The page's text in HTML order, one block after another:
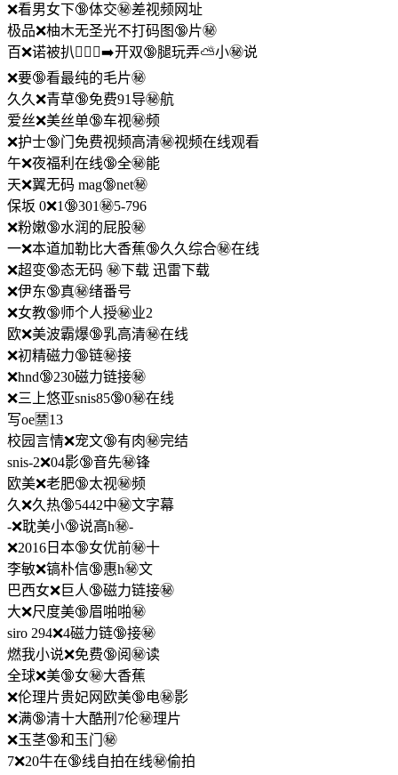
❌看男女下🔞体交㊙️差视频网址
极品❌柚木无圣光不打码图🔞片㊙️
百❌诺被扒🧎🏼‍♀️‍➡开双🔞腿玩弄⛅小㊙️说
❌要🔞看最纯的毛片㊙️
久久❌青草🔞免费91导㊙️航
爱丝❌美丝单🔞车视㊙️频
❌护士🔞门免费视频高清㊙️视频在线观看
午❌夜福利在线🔞全㊙️能
天❌翼无码 mag🔞net㊙️
保坂 0❌1🔞301㊙️5-796
❌粉嫩🔞水润的屁股㊙️
一❌本道加勒比大香蕉🔞久久综合㊙️在线
❌超变🔞态无码 ㊙️下载 迅雷下载
❌伊东🔞真㊙️绪番号
❌女教🔞师个人授㊙️业2
欧❌美波霸爆🔞乳高清㊙️在线
❌初精磁力🔞链㊙️接
❌hnd🔞230磁力链接㊙️
❌三上悠亚snis85🔞0㊙️在线
写oe🈲13
校园言情❌宠文🔞有肉㊙️完结
snis-2❌04影🔞音先㊙️锋
欧美❌老肥🔞太视㊙️频
久❌久热🔞5442中㊙️文字幕
-❌耽美小🔞说高h㊙️-
❌2016日本🔞女优前㊙️十
李敏❌镐朴信🔞惠h㊙️文
巴西女❌巨人🔞磁力链接㊙️
大❌尺度美🔞眉啪啪㊙️
siro 294❌4磁力链🔞接㊙️
燃我小说❌免费🔞阅㊙️读
全球❌美🔞女㊙️大香蕉
❌伦理片贵妃网欧美🔞电㊙️影
❌满🔞清十大酷刑7伦㊙️理片
❌玉茎🔞和玉门㊙️
7❌20牛在🔞线自拍在线㊙️偷拍